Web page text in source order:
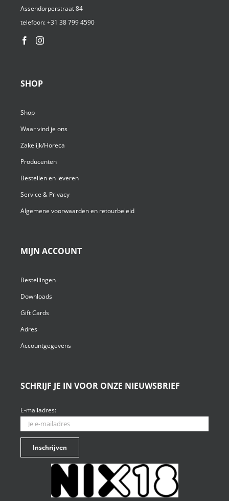
Assendorperstraat 84
telefoon:+31 38 799 4590⁩
SHOP
Shop
Waar vind je ons
Zakelijk/Horeca
Producenten
Bestellen en leveren
Service & Privacy
Algemene voorwaarden en retourbeleid
MIJN ACCOUNT
Bestellingen
Downloads
Gift Cards
Adres
Accountgegevens
SCHRIJF JE IN VOOR ONZE NIEUWSBRIEF
E-mailadres: